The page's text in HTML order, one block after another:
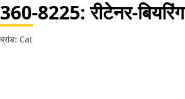
360-8225: रीटेनर-बियरिंग
ब्रांड: Cat